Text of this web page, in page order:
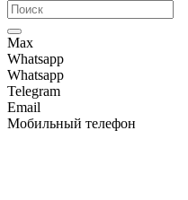
Max
Whatsapp
Whatsapp
Telegram
Email
Мобильный телефон